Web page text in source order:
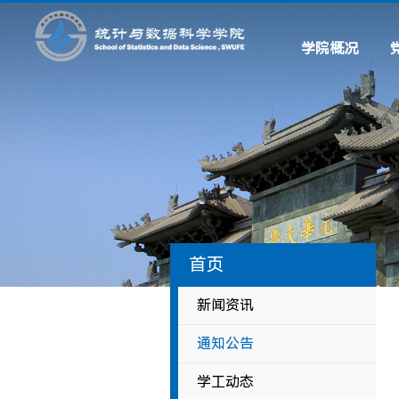
学院概况
学院简介
现任领导
历史沿革
系所设置
联系我们
首页
新闻资讯
通知公告
学工动态